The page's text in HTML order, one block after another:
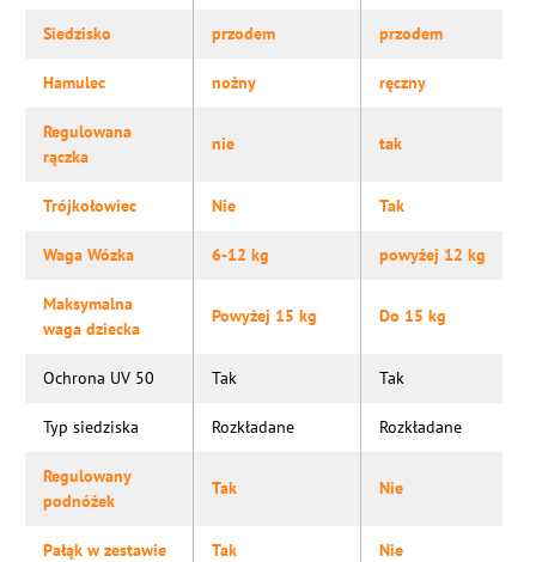
Siedzisko przodem przodem
Hamulec nożny ręczny
Regulowana
rączka
nie tak
Trójkołowiec Nie Tak
Waga Wózka 6-12 kg powyżej 12 kg
Maksymalna
waga dziecka
Powyżej 15 kg Do 15 kg
Ochrona UV 50 Tak Tak
Typ siedziska Rozkładane Rozkładane
Regulowany
podnóżek
Tak Nie
Pałąk w zestawie Tak Nie